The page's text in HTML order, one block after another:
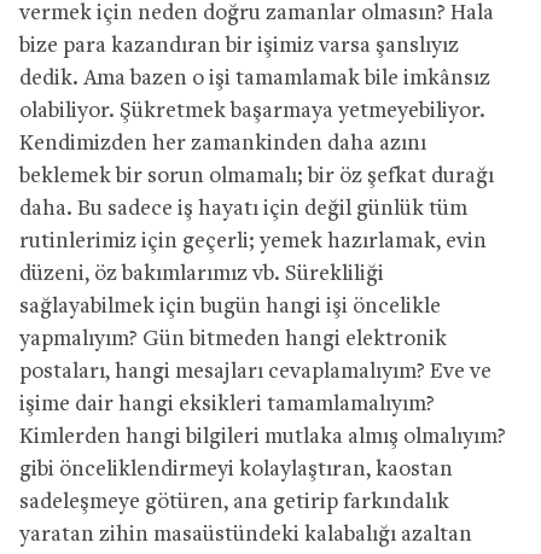
vermek için neden doğru zamanlar olmasın? Hala
bize para kazandıran bir işimiz varsa şanslıyız
dedik. Ama bazen o işi tamamlamak bile imkânsız
olabiliyor. Şükretmek başarmaya yetmeyebiliyor.
Kendimizden her zamankinden daha azını
beklemek bir sorun olmamalı; bir öz şefkat durağı
daha. Bu sadece iş hayatı için değil günlük tüm
rutinlerimiz için geçerli; yemek hazırlamak, evin
düzeni, öz bakımlarımız vb. Sürekliliği
sağlayabilmek için bugün hangi işi öncelikle
yapmalıyım? Gün bitmeden hangi elektronik
postaları, hangi mesajları cevaplamalıyım? Eve ve
işime dair hangi eksikleri tamamlamalıyım?
Kimlerden hangi bilgileri mutlaka almış olmalıyım?
gibi önceliklendirmeyi kolaylaştıran, kaostan
sadeleşmeye götüren, ana getirip farkındalık
yaratan zihin masaüstündeki kalabalığı azaltan